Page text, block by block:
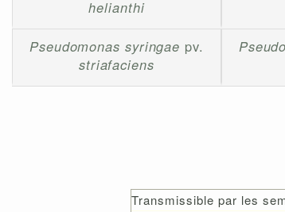
helianthi
Pseudomonas syringae pv.
striafaciens
Transmissible par les